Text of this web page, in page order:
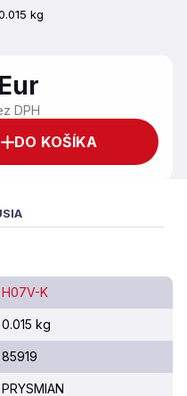
kg
DPH
DO KOŠÍKA
H07V-K
0.015 kg
85919
PRYSMIAN